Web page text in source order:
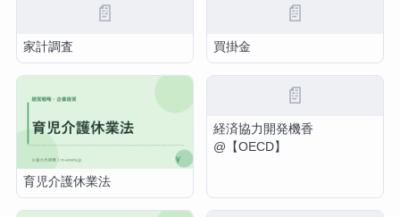
📄
家計調査
📄
買掛金
育児介護休業法
📄
経済協力開発機香
@【OECD】